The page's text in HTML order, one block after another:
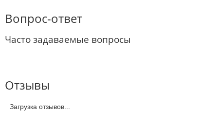
Вопрос-ответ
Часто задаваемые вопросы
Отзывы
Загрузка отзывов...